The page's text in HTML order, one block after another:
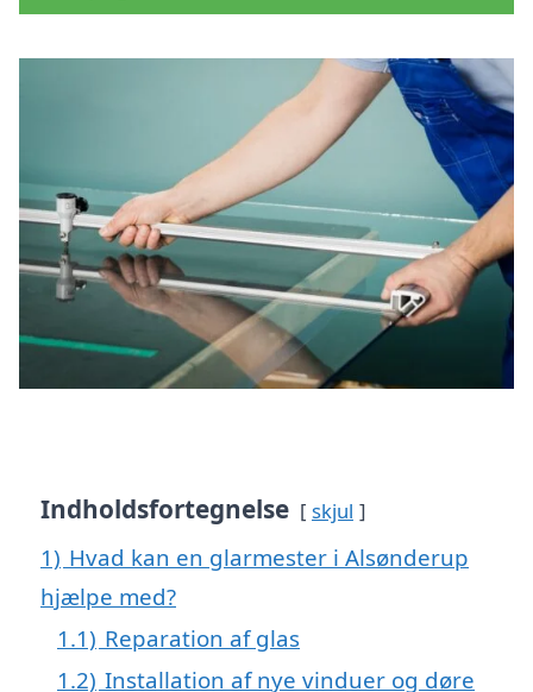
Indholdsfortegnelse skjul
1) Hvad kan en glarmester i Alsønderup
hjælpe med?
1.1) Reparation af glas
1.2) Installation af nye vinduer og døre